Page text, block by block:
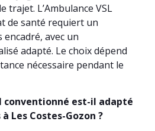
trajet. L’Ambulance VSL
de santé requiert un
avec un
adapté. Le choix dépend
nécessaire pendant le
conventionné est-il adapté
Les Costes-Gozon ?